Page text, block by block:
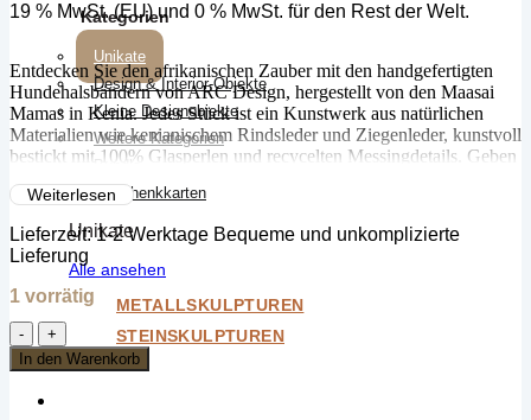
Kategorien
Unikate
Design & Interior-Objekte
Kleine Designobjekte
Weitere Kategorien
Bundle
Geschenkkarten
Unikate
Alle ansehen
METALLSKULPTUREN
STEINSKULPTUREN
19 % MwSt. (EU) und 0 % MwSt. für den Rest der Welt.
Entdecken Sie den afrikanischen Zauber mit den handgefertigten
Hundehalsbändern von ARC Design, hergestellt von den Maasai
Mamas in Kenia. Jedes Stück ist ein Kunstwerk aus natürlichen
Materialien wie kenianischem Rindsleder und Ziegenleder, kunstvoll
bestickt mit 100% Glasperlen und recycelten Messingdetails. Geben
bestellen Sie noch heute!
Weiterlesen
Lieferzeit:1-2 Werktage Bequeme und unkomplizierte
Lieferung
1 vorrätig
Hundehalsband
(mittel
/
25-
In den Warenkorb